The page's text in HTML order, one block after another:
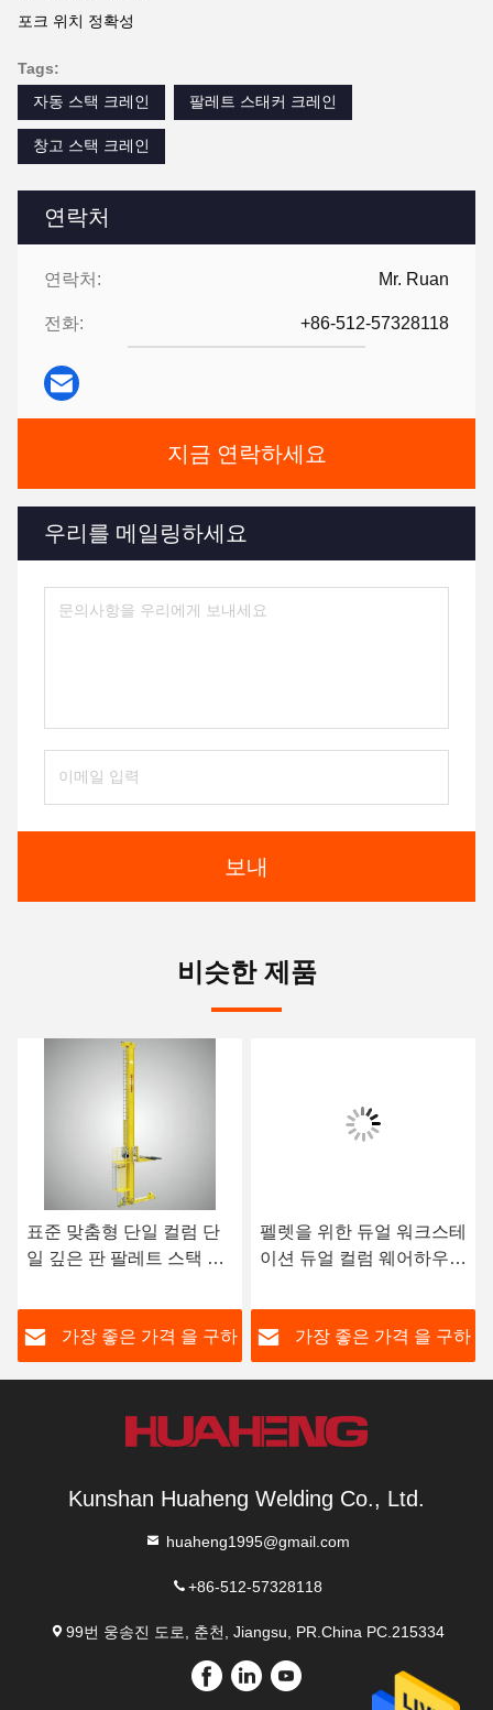
연락처
연락처: Mr. Ruan
전화: +86-512-57328118
지금 연락하세요
우리를 메일링하세요
보내
포크 위치 정확성
Tags:
자동 스택 크레인
팔레트 스태커 크레인
창고 스택 크레인
비슷한 제품
표준 맞춤형 단일 컬럼 단
일 깊은 판 팔레트 스택 크
가장 좋은 가격 을 구하
펠렛을 위한 듀얼 워크스테
이션 듀얼 컬럼 웨어하우스
가장 좋은 가격 을 구하
Kunshan Huaheng Welding Co., Ltd.
huaheng1995@gmail.com
+86-512-57328118
99번 웅송진 도로, 춘천, Jiangsu, PR.China PC.215334